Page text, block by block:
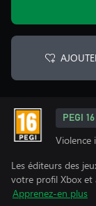
PEGI 16
Violence
Les éditeurs des
votre profil Xbox et
Apprenez-en plus